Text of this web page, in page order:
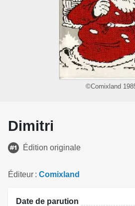
©Comixland
Dimitri
Édition originale
Éditeur Comixland
Date de parution